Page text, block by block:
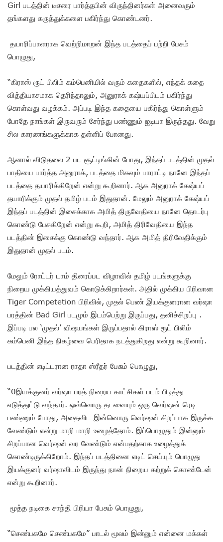
Girl படத்தின் டீசரை பார்த்தபின் விருந்தினர்கள் அனைவரும்
தங்களது கருத்துக்களை பகிர்ந்து கொண்டனர்.
தயாரிப்பாளராக வெற்றிமாறன் இந்த படத்தைப் பற்றி பேசும்
பொழுது,
“கிராஸ் ரூட் பிலிம் கம்பெனியில் வரும் கதைகளில், எந்தக் கதை
வித்தியாசமாக தெரிந்தாலும், அனுராக் கஷ்யப்பிடம் பகிர்ந்து
கொள்வது வழக்கம். அப்படி இந்த கதையை பகிர்ந்து கொள்ளும்
போதே நாங்கள் இருவரும் சேர்ந்து பண்ணும் ஐடியா இருந்தது. வேறு
சில காரணங்களுக்காக தள்ளிப் போனது.
ஆனால் விடுதலை 2 பட சூட்டிங்கின் போது, இந்தப் படத்தின் முதல்
பாதியை பார்த்த அனுராக், படத்தை மிகவும் பாராட்டி நானே இந்தப்
படத்தை தயாரிக்கிறேன் என்று கூறினார். ஆக அனுராக் கேஷ்யப்
தயாரிக்கும் முதல் தமிழ் படம் இதுதான். மேலும் அனுராக் கேஷ்யப்
இந்தப் படத்தின் இசைக்காக அமித் திருவேதியை நானே தொடர்பு
கொண்டு பேசுகிறேன் என்று கூறி, அமித் திரிவேதியை இந்த
படத்தின் இசைக்கு கொண்டு வந்தார். ஆக அமித் திரிவேதிக்கும்
இதுதான் முதல் படம்.
மேலும் ரோட்டர் டாம் திரைப்பட விழாவில் தமிழ் படங்களுக்கு
நிறைய முக்கியத்துவம் கொடுக்கிறார்கள். அதில் முக்கிய பிரிவான
Tiger Competetion பிரிவில், முதல் பெண் இயக்குனரான வர்ஷா
பரத்தின் Bad Girl படமும் இடம்பெற்று இருப்பது, தனிச்சிறப்பு .
இப்படி பல ‘முதல்’ விஷயங்கள் இருப்பதால் கிராஸ் ரூட் பிலிம்
கம்பெனி இந்த நிகழ்வை பெரிதாக நடத்துகிறது என்று கூறினார்.
படத்தின் எடிட்டரான ராதா ஸ்ரீதர் பேசும் பொழுது,
“0இயக்குனர் வர்ஷா பரத் நிறைய காட்சிகள் படம் பிடித்து
எடுத்துட்டு வந்தார். ஒவ்வொரு தடவையும் ஒரு வெர்ஷன் ரெடி
பண்ணும் போது, அதைவிட இன்னொரு வெர்ஷன் சிறப்பாக இருக்க
வேண்டும் என்று மாறி மாறி உழைத்தோம். இப்பொழுதும் இன்னும்
சிறப்பான வெர்ஷன் வர வேண்டும் என்பதற்காக உழைத்துக்
கொண்டிருக்கிறோம். இந்தப் படத்தினை எடிட் செய்யும் பொழுது
இயக்குனர் வர்ஷாவிடம் இருந்து நான் நிறைய கற்றுக் கொண்டேன்
என்று கூறினார்.
மூத்த நடிகை சாந்தி பிரியா பேசும் பொழுது,
“செண்பகமே செண்பகமே” பாடல் மூலம் இன்னும் என்னை மக்கள்